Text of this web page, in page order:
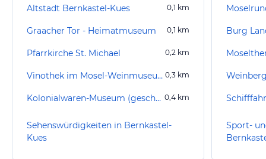
Altstadt Bernkastel-Kues 0,1 km
Graacher Tor - Heimatmuseum 0,1 km
Pfarrkirche St. Michael 0,2 km
Vinothek im Mosel-Weinmuseum 0,3 km
Kolonialwaren-Museum (geschlossen) 0,4 km
Sehenswürdigkeiten in Bernkastel-
Kues
Burg
Sport-